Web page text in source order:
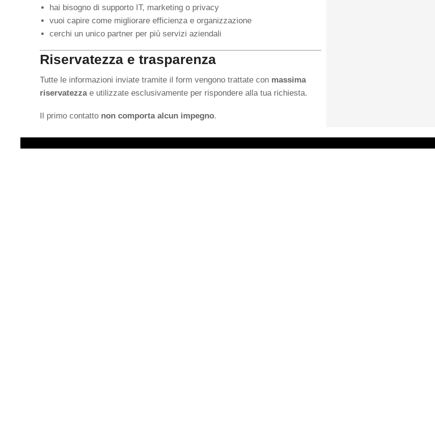
hai bisogno di supporto IT, marketing o privacy
vuoi capire come migliorare efficienza e organizzazione
cerchi un unico partner per più servizi aziendali
Riservatezza e trasparenza
Tutte le informazioni inviate tramite il form vengono trattate con massima
riservatezzae utilizzate esclusivamente per rispondere alla tua richiesta.
Il primo contatto non comporta alcun impegno.